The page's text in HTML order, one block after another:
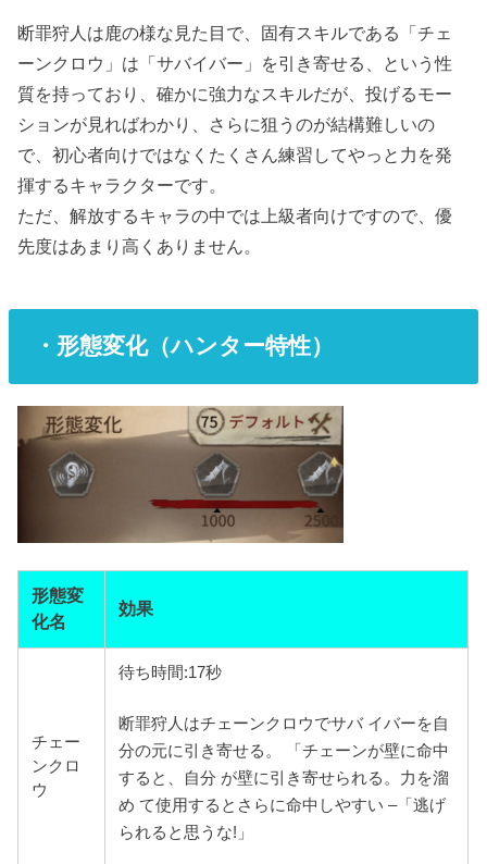
断罪狩人は鹿の様な見た目で、固有スキルである「チェ
ーンクロウ」は「サバイバー」を引き寄せる、という性
質を持っており、確かに強力なスキルだが、投げるモー
ションが見ればわかり、さらに狙うのが結構難しいの
で、初心者向けではなくたくさん練習してやっと力を発
揮するキャラクターです。
ただ、解放するキャラの中では上級者向けですので、優
先度はあまり高くありません。
・形態変化（ハンター特性）
形態変
化名
効果
チェー
ンクロ
ウ
待ち時間:17秒
断罪狩人はチェーンクロウでサバ イバーを自
分の元に引き寄せる。 「チェーンが壁に命中
すると、自分 が壁に引き寄せられる。力を溜
め て使用するとさらに命中しやすい –「逃げ
られると思うな!」